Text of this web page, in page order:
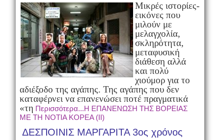
Μικρές ιστορίες-
εικόνες που
μιλούν με
μελαγχολία,
σκληρότητα,
μεταφυσική
διάθεση αλλά
και πολύ
χιούμορ για το
αδιέξοδο της αγάπης. Της αγάπης που δεν
καταφέρνει να επανενώσει ποτέ πραγματικά
«τη Περισσότερα...Η ΕΠΑΝΕΝΩΣΗ ΤΗΣ ΒΟΡΕΙΑΣ
ΜΕ ΤΗ ΝΟΤΙΑ ΚΟΡΕΑ (ΙΙ)
ΔΕΣΠΟΙΝΙΣ ΜΑΡΓΑΡΙΤΑ 3ος χρόνος